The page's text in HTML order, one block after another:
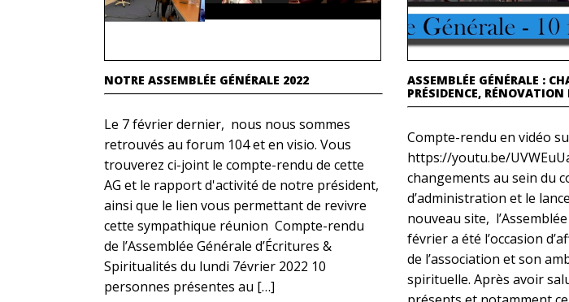
NOTRE ASSEMBLÉE GÉNÉRALE 2022
Le 7 février dernier, nous nous sommes
retrouvés au forum 104 et en visio. Vous
trouverez ci-joint le compte-rendu de cette
AG et le rapport d'activité de notre président,
ainsi que le lien vous permettant de revivre
cette sympathique réunion Compte-rendu
de l’Assemblée Générale d’Écritures &
Spiritualités du lundi 7évrier 2022 10
personnes présentes au […]
ASSEMBLÉE GÉNÉRALE :
PRÉSIDENCE, RÉNOVATION
Compte-rendu en vidéo
https://youtu.be/
changements au sein du
d’administration et le
nouveau site,
février a été l’occasion
de l’association et son
spirituelle. Après avoir